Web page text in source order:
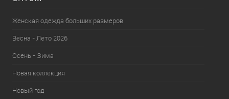
Женская одежда больших размеров
Весна - Лето 2026
Осень - Зима
Новая коллекция
Новый год